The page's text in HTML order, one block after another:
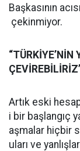
Başkasının
çekinmiyor.
“TÜRKİYE’NİN
Artık eski
i bir başlangıç
aşmalar hiçbir
uları ve